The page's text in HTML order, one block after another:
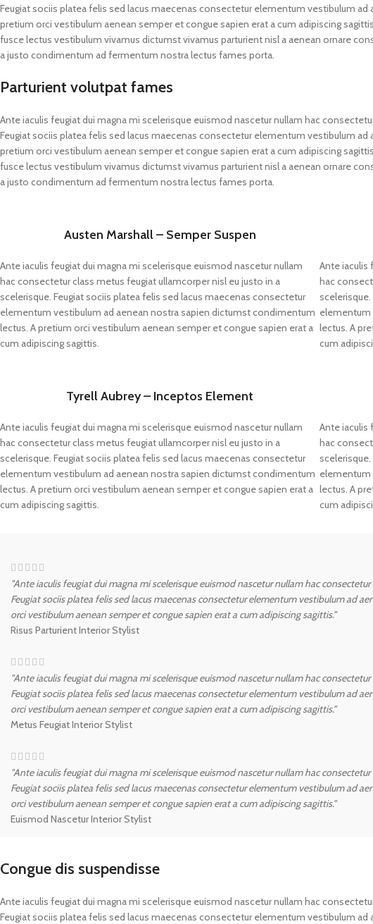
Feugiat sociis platea felis sed lacus maecenas consectetur elementum vestibulum
pretium orci vestibulum aenean semper et congue sapien erat a cum adipiscing
fusce lectus vestibulum vivamus dictumst vivamus parturient nisl a aenean ornare
a justo condimentum ad fermentum nostra lectus fames porta.
Parturient volutpat fames
Ante iaculis feugiat dui magna mi scelerisque euismod nascetur nullam hac
Feugiat sociis platea felis sed lacus maecenas consectetur elementum vestibulum
pretium orci vestibulum aenean semper et congue sapien erat a cum adipiscing
fusce lectus vestibulum vivamus dictumst vivamus parturient nisl a aenean ornare
a justo condimentum ad fermentum nostra lectus fames porta.
Austen Marshall – Semper Suspen
Ante iaculis feugiat dui magna mi scelerisque euismod nascetur nullam
hac consectetur class metus feugiat ullamcorper nisl eu justo in a
scelerisque. Feugiat sociis platea felis sed lacus maecenas consectetur
elementum vestibulum ad aenean nostra sapien dictumst condimentum
lectus. A pretium orci vestibulum aenean semper et congue sapien erat a
cum adipiscing sagittis.
Ante iaculis
hac
elementum
lectus. A
cum
Tyrell Aubrey – Inceptos Element
Ante iaculis feugiat dui magna mi scelerisque euismod nascetur nullam
hac consectetur class metus feugiat ullamcorper nisl eu justo in a
scelerisque. Feugiat sociis platea felis sed lacus maecenas consectetur
elementum vestibulum ad aenean nostra sapien dictumst condimentum
lectus. A pretium orci vestibulum aenean semper et congue sapien erat a
cum adipiscing sagittis.
Ante iaculis
hac
elementum
lectus. A
cum
"Ante iaculis feugiat dui magna mi scelerisque euismod nascetur nullam hac
Feugiat sociis platea felis sed lacus maecenas consectetur elementum vestibulum ad
orci vestibulum aenean semper et congue sapien erat a cum adipiscing sagittis."
Risus ParturientInterior Stylist
"Ante iaculis feugiat dui magna mi scelerisque euismod nascetur nullam hac
Feugiat sociis platea felis sed lacus maecenas consectetur elementum vestibulum ad
orci vestibulum aenean semper et congue sapien erat a cum adipiscing sagittis."
Metus FeugiatInterior Stylist
"Ante iaculis feugiat dui magna mi scelerisque euismod nascetur nullam hac
Feugiat sociis platea felis sed lacus maecenas consectetur elementum vestibulum ad
orci vestibulum aenean semper et congue sapien erat a cum adipiscing sagittis."
Euismod NasceturInterior Stylist
Congue dis suspendisse
Ante iaculis feugiat dui magna mi scelerisque euismod nascetur nullam hac
Feugiat sociis platea felis sed lacus maecenas consectetur elementum vestibulum